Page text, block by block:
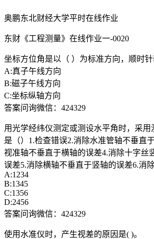
奥鹏东北财经大学平时在线作业
东财《工程测量》在线作业一-0020
坐标方位角是以（ ）为标准方向，顺时针
A:真子午线方向
B:磁子午线方向
C:坐标纵轴方向
答案问询微信：424329
用光学经纬仪测定或测设水平角时，采用
是（）1.检查错误2.消除水准管轴不垂直
视准轴不垂直于横轴的误差4.消除十字丝
误差5.消除横轴不垂直于竖轴的误差6.消
A:1234
B:1345
C:1356
D:2456
答案问询微信：424329
使用水准仪时，产生视差的原因是( )。